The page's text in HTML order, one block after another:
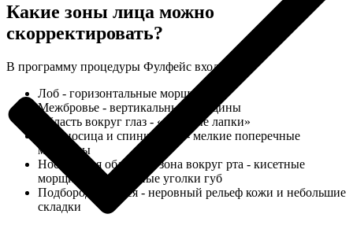
Какие зоны лица можно
скорректировать?
В программу процедуры Фулфейс входят:
Лоб - горизонтальные морщины
Межбровье - вертикальные морщины
Область вокруг глаз - «гусиные лапки»
Переносица и спинка носа - мелкие поперечные
морщины
Носогубная область и зона вокруг рта - кисетные
морщины, опущенные уголки губ
Подбородок и шея - неровный рельеф кожи и небольшие
складки